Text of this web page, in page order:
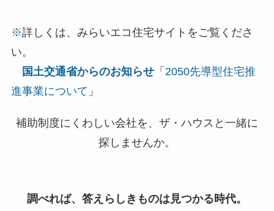
※詳しくは、みらいエコ住宅サイトをご覧くださ
い。
国土交通省からのお知らせ「 2050先導型住宅推
進事業について 」
補助制度にくわしい会社を、ザ・ハウスと一緒に
探しませんか。
調べれば、答えらしきものは見つかる時代。